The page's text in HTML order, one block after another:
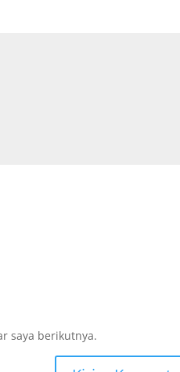
saya berikutnya.